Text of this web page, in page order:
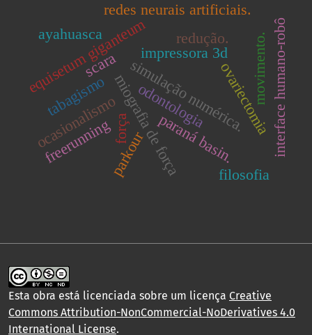
impressora 3d
scara simulação numérica.
equisetum giganteum
ovariectomia
miografia de força interface humano-robô
redes neurais artificiais.
ayahuasca
tabagismo
redução.
ocasionalismoforça
movimento.
odontologia
paraná basin.
parkour
freerunning
filosofia
Esta obra está licenciada sobre um licença Creative
Commons Attribution-NonCommercial-NoDerivatives 4.0
International License.